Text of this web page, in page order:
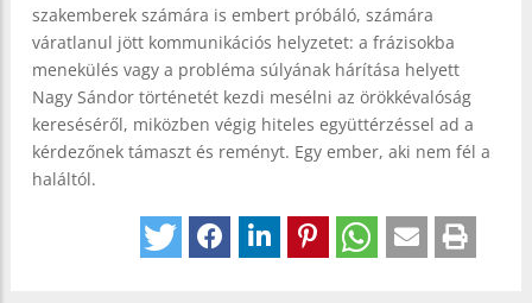
szakemberek számára is embert próbáló, számára
váratlanul jött kommunikációs helyzetet: a frázisokba
menekülés vagy a probléma súlyának hárítása helyett
Nagy Sándor történetét kezdi mesélni az örökkévalóság
kereséséről, miközben végig hiteles együttérzéssel ad a
kérdezőnek támaszt és reményt. Egy ember, aki nem fél a
haláltól.